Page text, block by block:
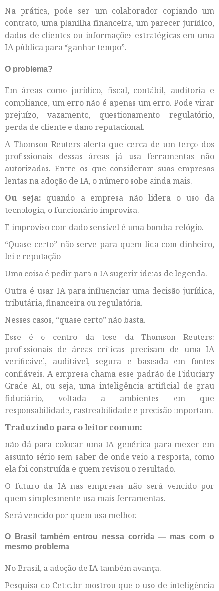
Na prática, pode ser um colaborador copiando um
contrato, uma planilha financeira, um parecer jurídico,
dados de clientes ou informações estratégicas em uma
IA pública para “ganhar tempo”.
O problema?
Em áreas como jurídico, fiscal, contábil, auditoria e
compliance, um erro não é apenas um erro. Pode virar
prejuízo, vazamento, questionamento regulatório,
perda de cliente e dano reputacional.
A Thomson Reuters alerta que cerca de um terço dos
profissionais dessas áreas já usa ferramentas não
autorizadas. Entre os que consideram suas empresas
lentas na adoção de IA, o número sobe ainda mais.
Ou seja: quando a empresa não lidera o uso da
tecnologia, o funcionário improvisa.
E improviso com dado sensível é uma bomba-relógio.
“Quase certo” não serve para quem lida com dinheiro,
lei e reputação
Uma coisa é pedir para a IA sugerir ideias de legenda.
Outra é usar IA para influenciar uma decisão jurídica,
tributária, financeira ou regulatória.
Nesses casos, “quase certo” não basta.
Esse é o centro da tese da Thomson Reuters:
profissionais de áreas críticas precisam de uma IA
verificável, auditável, segura e baseada em fontes
confiáveis. A empresa chama esse padrão de Fiduciary
Grade AI, ou seja, uma inteligência artificial de grau
fiduciário, voltada a ambientes em que
responsabilidade, rastreabilidade e precisão importam.
Traduzindo para o leitor comum:
não dá para colocar uma IA genérica para mexer em
assunto sério sem saber de onde veio a resposta, como
ela foi construída e quem revisou o resultado.
O futuro da IA nas empresas não será vencido por
quem simplesmente usa mais ferramentas.
Será vencido por quem usa melhor.
O Brasil também entrou nessa corrida — mas com o
mesmo problema
No Brasil, a adoção de IA também avança.
Pesquisa do Cetic.br mostrou que o uso de inteligência